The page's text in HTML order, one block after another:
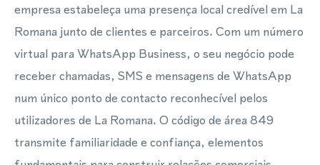
empresa estabeleça uma presença local credível em La
Romana junto de clientes e parceiros. Com um número
virtual para WhatsApp Business, o seu negócio pode
receber chamadas, SMS e mensagens de WhatsApp
num único ponto de contacto reconhecível pelos
utilizadores de La Romana. O código de área 849
transmite familiaridade e confiança, elementos